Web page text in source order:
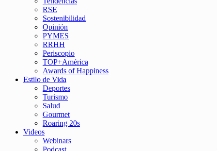
RSE
Sostenibilidad
Opinión
PYMES
RRHH
Periscopio
TOP+América
Awards of Happiness
Estilo de Vida
Deportes
Turismo
Salud
Gourmet
Roaring 20s
Videos
Webinars
Podcast